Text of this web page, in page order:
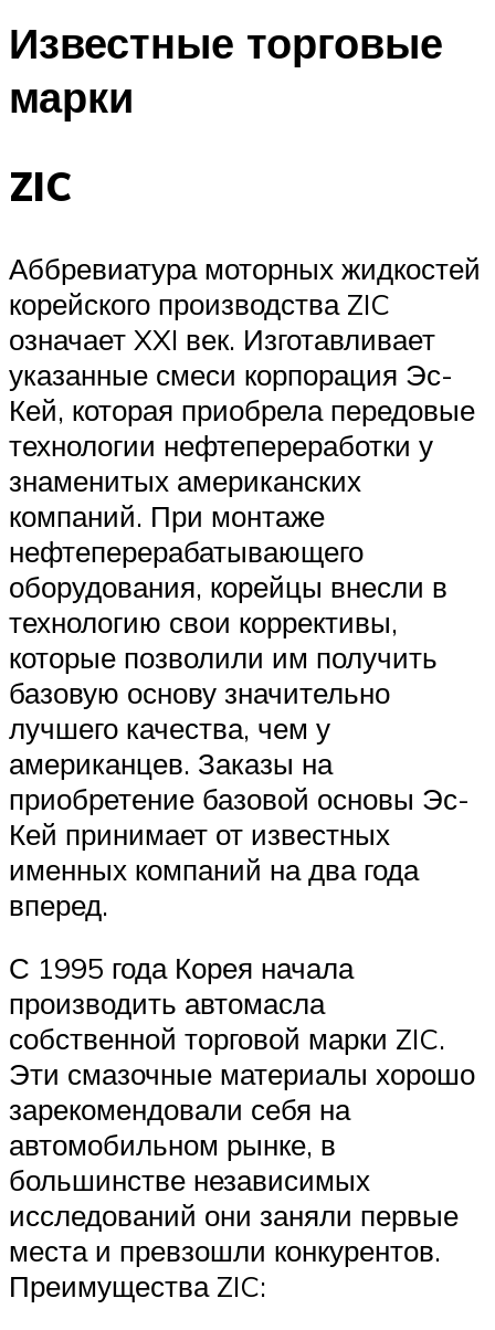
Известные торговые
марки
ZIC
Аббревиатура моторных жидкостей
корейского производства ZIC
означает XXI век. Изготавливает
указанные смеси корпорация Эс-
Кей, которая приобрела передовые
технологии нефтепереработки у
знаменитых американских
компаний. При монтаже
нефтеперерабатывающего
оборудования, корейцы внесли в
технологию свои коррективы,
которые позволили им получить
базовую основу значительно
лучшего качества, чем у
американцев. Заказы на
приобретение базовой основы Эс-
Кей принимает от известных
именных компаний на два года
вперед.
С 1995 года Корея начала
производить автомасла
собственной торговой марки ZIC.
Эти смазочные материалы хорошо
зарекомендовали себя на
автомобильном рынке, в
большинстве независимых
исследований они заняли первые
места и превзошли конкурентов.
Преимущества ZIC: